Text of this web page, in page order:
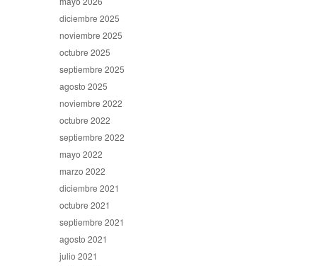
diciembre 2025
noviembre 2025
octubre 2025
septiembre 2025
agosto 2025
noviembre 2022
octubre 2022
septiembre 2022
mayo 2022
marzo 2022
diciembre 2021
octubre 2021
septiembre 2021
agosto 2021
julio 2021